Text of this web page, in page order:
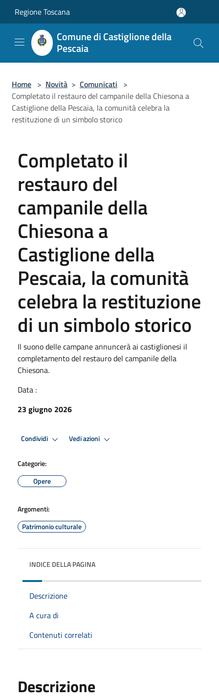
Regione Toscana
Comune di Castiglione della
Pescaia
Home > Novità > Comunicati >
Completato il restauro del campanile della Chiesona a
Castiglione della Pescaia, la comunità celebra la
restituzione di un simbolo storico
Completato il
restauro del
campanile della
Chiesona a
Castiglione della
Pescaia, la comunità
celebra la restituzione
di un simbolo storico
Il suono delle campane annuncerà ai castiglionesi il
completamento del restauro del campanile della
Chiesona.
Data :
23 giugno 2026
Condividi Vedi azioni
Categorie:
Opere
Argomenti:
Patrimonio culturale
INDICE DELLA PAGINA
Descrizione
A cura di
Contenuti correlati
Descrizione